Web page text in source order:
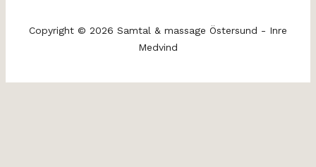
Copyright © 2026 Samtal & massage Östersund - Inre
Medvind